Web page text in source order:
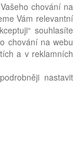
pro náš
chování na
Vám relevantní
souhlasíte
chování na webu
a v reklamních
nastavit